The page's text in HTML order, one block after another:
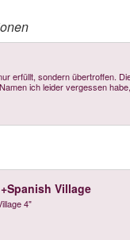
erfüllt, sondern übertroffen.
ich leider vergessen
Village
4"